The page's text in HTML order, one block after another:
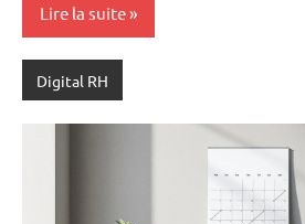
Lire la suite
Digital RH